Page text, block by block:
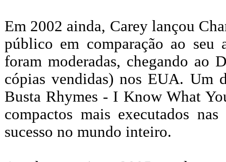
Em 2002 ainda, Carey lançou
público em comparação ao seu
foram moderadas, chegando ao
cópias vendidas) nos EUA. Um
Busta Rhymes - I Know What
compactos mais executados
sucesso no mundo inteiro.